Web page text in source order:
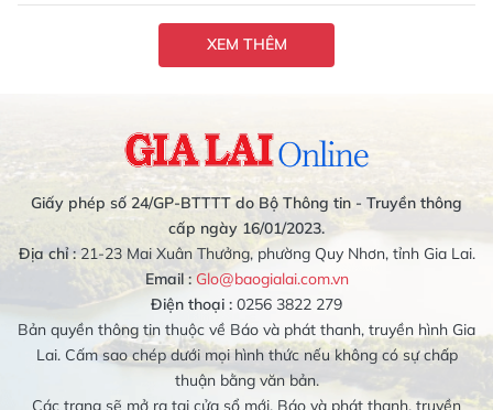
XEM THÊM
Giấy phép số 24/GP-BTTTT do Bộ Thông tin - Truyền thông
cấp ngày 16/01/2023.
Địa chỉ :21-23 Mai Xuân Thưởng, phường Quy Nhơn, tỉnh Gia Lai.
Email : Glo@baogialai.com.vn
Điện thoại : 0256 3822 279
Bản quyền thông tin thuộc về Báo và phát thanh, truyền hình Gia
Lai. Cấm sao chép dưới mọi hình thức nếu không có sự chấp
thuận bằng văn bản.
Các trang sẽ mở ra tại cửa sổ mới. Báo và phát thanh, truyền